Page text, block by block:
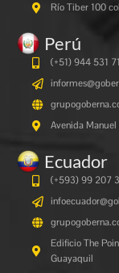
Río Tiber 100
Perú
(+51) 944 531
Avenida
Ecuador
(+593) 99 207
Edificio The
Guayaquil